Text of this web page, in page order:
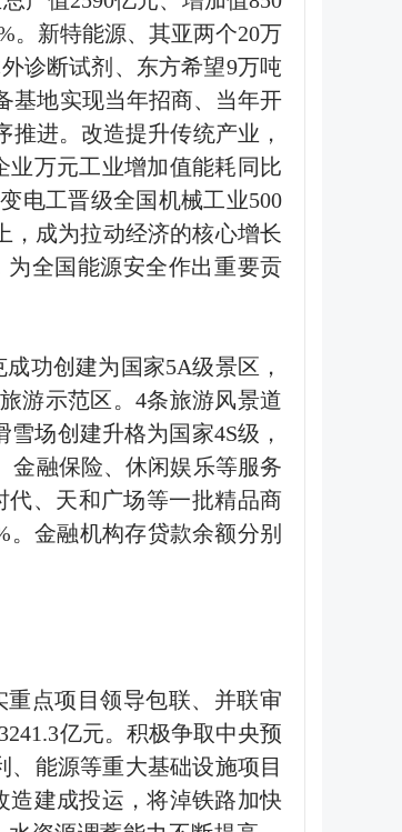
。新特能源、其亚两个20万
诊断试剂、东方希望9万吨
基地实现当年招商、当年开
进。改造提升传统产业，
万元工业增加值能耗同比
电工晋级全国机械工业500
，成为拉动经济的核心增长
为全国能源安全作出重要贡
成功创建为国家5A级景区，
游示范区。4条旅游风景道
雪场创建升格为国家4S级，
金融保险、休闲娱乐等服务
、天和广场等一批精品商
。金融机构存贷款余额分别
点项目领导包联、并联审
3241.3亿元。积极争取中央预
、能源等重大基础设施项目
造建成投运，将淖铁路加快